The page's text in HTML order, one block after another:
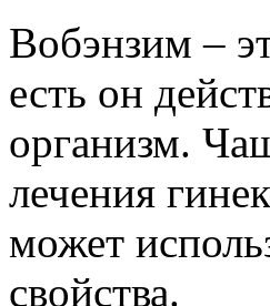
Вобэнзим –
есть он
организм.
лечения
может
свойства.